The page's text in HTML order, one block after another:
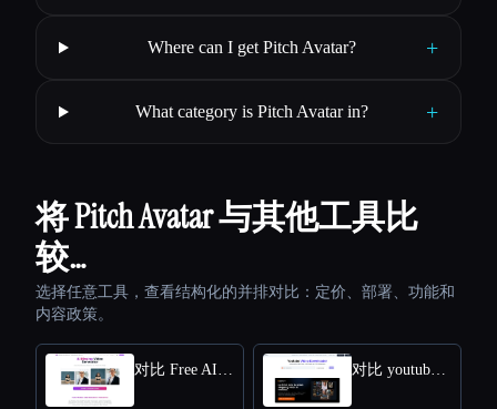
Where can I get Pitch Avatar? +
What category is Pitch Avatar in? +
将 Pitch Avatar 与其他工具比
较…
选择任意工具，查看结构化的并排对比：定价、部署、功能和
内容政策。
对比 Free AI kissing video generator 对比 youtube video downloader